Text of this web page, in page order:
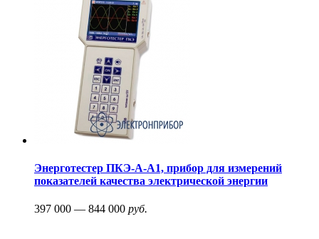
Энерготестер ПКЭ-А-А1, прибор для измерений
показателей качества электрической энергии
397 000 — 844 000 руб.